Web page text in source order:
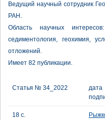
Ведущий научный сотрудник
РАН.
Область научных
седиментология, геохимия,
отложений.
Имеет 82 публикации.
Статья № 34_2022
дата
18 с.